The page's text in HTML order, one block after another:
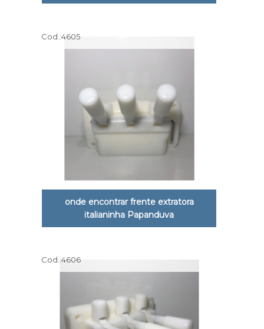
Cod.:4605
onde encontrar frente extratora
italianinha Papanduva
Cod.:4606